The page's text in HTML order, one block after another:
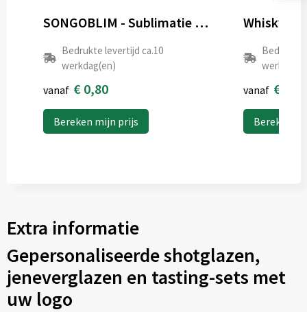
SONGOBLIM - Sublimatie borrelglas 44ml
Bedrukte levertijd ca.10
werkdag(en)
vanaf € 0,80
Bereken mijn prijs
Whisky
Bedrukte
vanaf €
Bereken
Extra informatie
Gepersonaliseerde shotglazen,
jeneverglazen en tasting-sets met
uw logo